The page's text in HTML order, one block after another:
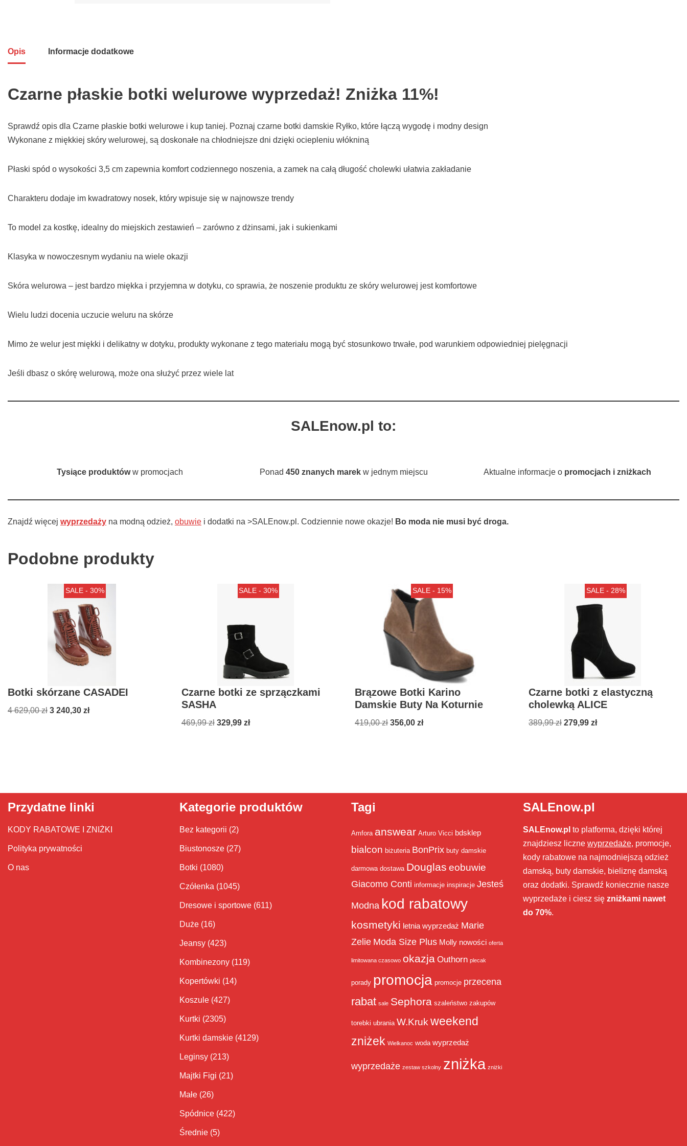
Opis Informacje dodatkowe
Czarne płaskie botki welurowe wyprzedaż! Zniżka 11%!
Sprawdź opis dla Czarne płaskie botki welurowe i kup taniej. Poznaj czarne botki damskie Ryłko, które łączą wygodę i modny design
Wykonane z miękkiej skóry welurowej, są doskonałe na chłodniejsze dni dzięki ociepleniu włókniną
Płaski spód o wysokości 3,5 cm zapewnia komfort codziennego noszenia, a zamek na całą długość cholewki ułatwia zakładanie
Charakteru dodaje im kwadratowy nosek, który wpisuje się w najnowsze trendy
To model za kostkę, idealny do miejskich zestawień – zarówno z dżinsami, jak i sukienkami
Klasyka w nowoczesnym wydaniu na wiele okazji
Skóra welurowa – jest bardzo miękka i przyjemna w dotyku, co sprawia, że noszenie produktu ze skóry welurowej jest komfortowe
Wielu ludzi docenia uczucie weluru na skórze
Mimo że welur jest miękki i delikatny w dotyku, produkty wykonane z tego materiału mogą być stosunkowo trwałe, pod warunkiem odpowiedniej pielęgnacji
Jeśli dbasz o skórę welurową, może ona służyć przez wiele lat
SALEnow.pl to:
Tysiące produktóww promocjach Ponad 450 znanych marekw jednym miejscu Aktualne informacje o promocjach i zniżkach
Znajdź więcej wyprzedaży na modną odzież, obuwie i dodatki na >SALEnow.pl. Codziennie nowe okazje! Bo moda nie musi być droga.
Podobne produkty
SALE - 30%
Botki skórzane CASADEI
4 629,00zł 3 240,30 zł
SALE - 30%
Czarne botki ze sprzączkami
SASHA
469,99zł 329,99 zł
SALE - 15%
Brązowe Botki Karino
Damskie Buty Na Koturnie
419,00zł 356,00zł
SALE - 28%
Czarne botki z elastyczną
cholewką ALICE
389,99zł 279,99 zł
Przydatne linki
KODY RABATOWE I ZNIŻKI
Polityka prywatności
O nas
Kategorie produktów
Bez kategorii (2)
Biustonosze (27)
Botki (1080)
Czółenka (1045)
Dresowe i sportowe (611)
Duże (16)
Jeansy (423)
Kombinezony (119)
Kopertówki (14)
Koszule (427)
Kurtki (2305)
Kurtki damskie (4129)
Leginsy (213)
Majtki Figi (21)
Małe (26)
Spódnice (422)
Średnie (5)
Tagi
Amfora answear Arturo Vicci bdsklep
bialcon biżuteria BonPrix buty damskie
darmowa dostawa Douglas eobuwie
Giacomo Conti informacje inspiracje Jesteś
Modna kod rabatowy
kosmetyki letnia wyprzedaż Marie
Zelie Moda Size Plus Molly nowości oferta
limitowana czasowo okazja Outhorn plecak
porady promocja promocje przecena
rabat sale Sephora szaleństwo zakupów
torebki ubrania W.Kruk weekend
zniżek Wielkanoc woda wyprzedaż
wyprzedaże zestaw szkolny zniżka zniżki
SALEnow.pl
SALEnow.pl to platforma, dzięki której
znajdziesz liczne wyprzedaże, promocje,
kody rabatowe na najmodniejszą odzież
damską, buty damskie, bieliznę damską
oraz dodatki. Sprawdź koniecznie nasze
wyprzedaże i ciesz się zniżkami nawet
do 70%.